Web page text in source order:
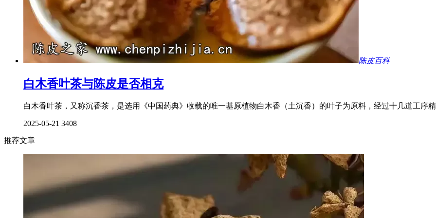
陈皮百科
白木香叶茶与陈皮是否相克
白木香叶茶，又称沉香茶，是选用《中国药典》收载的唯一基原植物白木香（土沉香）的叶子为原料，经过十几道工序
2025-05-21 3408
推荐文章